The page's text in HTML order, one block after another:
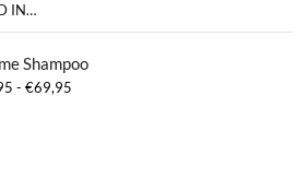
IN…
Shampoo
- €69,95